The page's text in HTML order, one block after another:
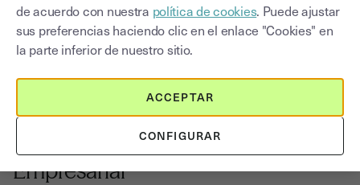
Seleccionar una categoría Saisissez un terme
5 Beneficios de Usar la Firma
Electrónica en la Digitalización
Empresarial
de acuerdo con nuestra política de cookies. Puede ajustar
sus preferencias haciendo clic en el enlace "Cookies" en
la parte inferior de nuestro sitio.
CONFIGURAR
ACCEPTAR